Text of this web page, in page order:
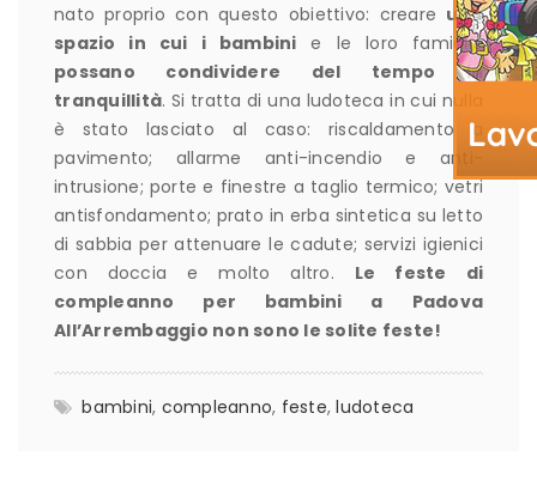
nato proprio con questo obiettivo: creare uno
spazio in cui i bambini e le loro famiglie
possano condividere del tempo in
tranquillità. Si tratta di una ludoteca in cui nulla
è stato lasciato al caso: riscaldamento a
pavimento; allarme anti-incendio e anti-
intrusione; porte e finestre a taglio termico; vetri
antisfondamento; prato in erba sintetica su letto
di sabbia per attenuare le cadute; servizi igienici
con doccia e molto altro. Le feste di
compleanno per bambini a Padova
All’Arrembaggio non sono le solite feste!
bambini, compleanno, feste,ludoteca